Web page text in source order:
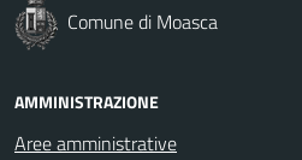
Comune di Moasca
AMMINISTRAZIONE
Aree amministrative